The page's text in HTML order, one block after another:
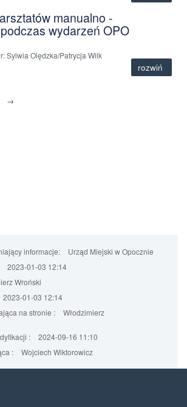
manualno -
wydarzeń OPO
: Sylwia Olędzka/Patrycja Wilk
rozwiń
→
informacje:
Urząd Miejski w Opocznie
2023-01-03 12:14
Wroński
2023-01-03 12:14
na stronie :
Włodzimierz
:
2024-09-16 11:10
:
Wojciech Wiktorowicz